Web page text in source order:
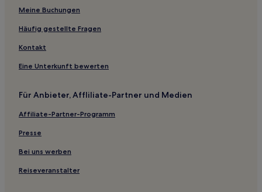
Upgant-Schott Hotels
Neue Welt Hotels
Krummhörn Hotels
Neu Hauen Hotels
Ferienwohnungen in Juist
Ferienwohnungen in Landkreis Wittmund
Ferienwohnungen in Landkreis Aurich
Ferienwohnungen in Wangerland
Ferienwohnungen in Norderney
Meine Buchungen
Häufig gestellte Fragen
Kontakt
Eine Unterkunft bewerten
Für Anbieter, Affliliate-Partner und Medien
Affiliate-Partner-Programm
Presse
Bei uns werben
Reiseveranstalter